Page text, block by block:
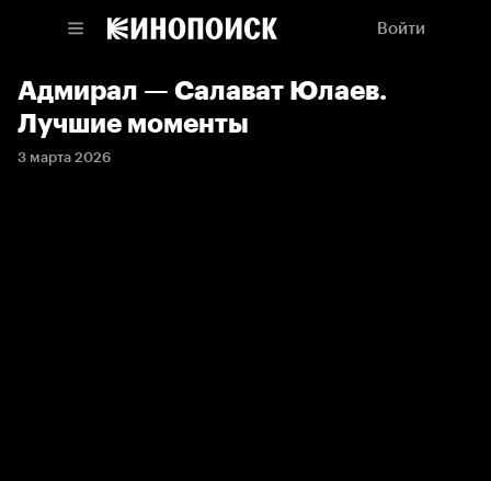
Войти
Адмирал — Салават Юлаев.
Лучшие моменты
3 марта 2026